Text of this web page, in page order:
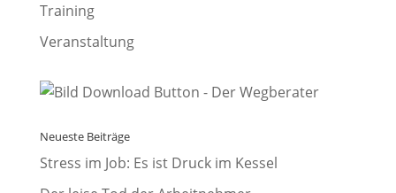
Training
Veranstaltung
Neueste Beiträge
Stress im Job: Es ist Druck im Kessel